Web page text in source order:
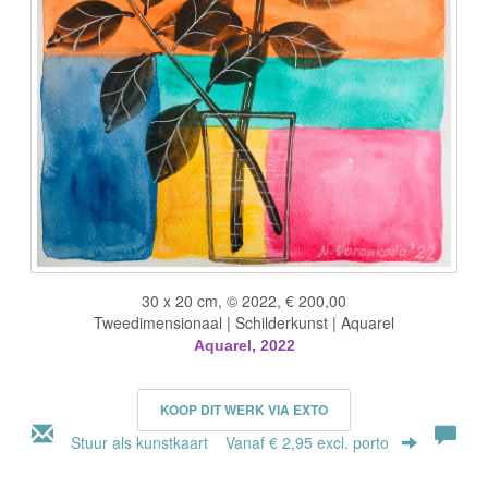
30 x 20 cm, © 2022, € 200,00
Tweedimensionaal | Schilderkunst | Aquarel
Aquarel, 2022
KOOP DIT WERK VIA EXTO
Stuur als kunstkaart Vanaf € 2,95 excl. porto